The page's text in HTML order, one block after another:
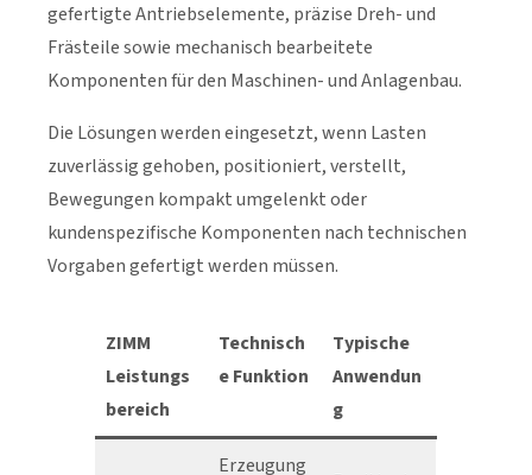
gefertigte Antriebselemente, präzise Dreh- und
Frästeile sowie mechanisch bearbeitete
Komponenten für den Maschinen- und Anlagenbau.
Die Lösungen werden eingesetzt, wenn Lasten
zuverlässig gehoben, positioniert, verstellt,
Bewegungen kompakt umgelenkt oder
kundenspezifische Komponenten nach technischen
Vorgaben gefertigt werden müssen.
ZIMM
Leistungs
bereich
Technisch
e Funktion
Typische
Anwendun
g
Erzeugung